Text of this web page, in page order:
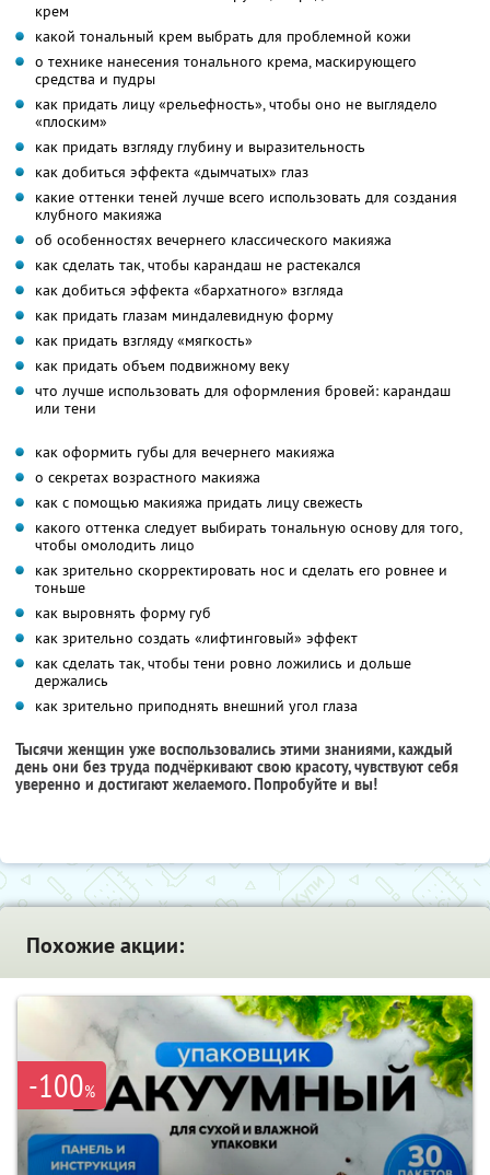
крем
какой тональный крем выбрать для проблемной кожи
о технике нанесения тонального крема, маскирующего
средства и пудры
как придать лицу «рельефность», чтобы оно не выглядело
«плоским»
как придать взгляду глубину и выразительность
как добиться эффекта «дымчатых» глаз
какие оттенки теней лучше всего использовать для создания
клубного макияжа
об особенностях вечернего классического макияжа
как сделать так, чтобы карандаш не растекался
как добиться эффекта «бархатного» взгляда
как придать глазам миндалевидную форму
как придать взгляду «мягкость»
как придать объем подвижному веку
что лучше использовать для оформления бровей: карандаш
или тени
как оформить губы для вечернего макияжа
о секретах возрастного макияжа
как с помощью макияжа придать лицу свежесть
какого оттенка следует выбирать тональную основу для того,
чтобы омолодить лицо
как зрительно скорректировать нос и сделать его ровнее и
тоньше
как выровнять форму губ
как зрительно создать «лифтинговый» эффект
как сделать так, чтобы тени ровно ложились и дольше
держались
как зрительно приподнять внешний угол глаза
Тысячи женщин уже воспользовались этими знаниями, каждый
день они без труда подчёркивают свою красоту, чувствуют себя
уверенно и достигают желаемого. Попробуйте и вы!
Похожие акции:
-100%